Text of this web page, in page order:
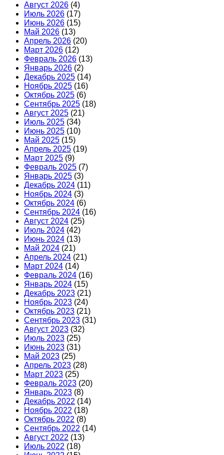
Август 2026 (4)
Июль 2026 (17)
Июнь 2026 (15)
Май 2026 (13)
Апрель 2026 (20)
Март 2026 (12)
Февраль 2026 (13)
Январь 2026 (2)
Декабрь 2025 (14)
Ноябрь 2025 (16)
Октябрь 2025 (6)
Сентябрь 2025 (18)
Август 2025 (21)
Июль 2025 (34)
Июнь 2025 (10)
Май 2025 (15)
Апрель 2025 (19)
Март 2025 (9)
Февраль 2025 (7)
Январь 2025 (3)
Декабрь 2024 (11)
Ноябрь 2024 (3)
Октябрь 2024 (6)
Сентябрь 2024 (16)
Август 2024 (25)
Июль 2024 (42)
Июнь 2024 (13)
Май 2024 (21)
Апрель 2024 (21)
Март 2024 (14)
Февраль 2024 (16)
Январь 2024 (15)
Декабрь 2023 (21)
Ноябрь 2023 (24)
Октябрь 2023 (21)
Сентябрь 2023 (31)
Август 2023 (32)
Июль 2023 (25)
Июнь 2023 (31)
Май 2023 (25)
Апрель 2023 (28)
Март 2023 (25)
Февраль 2023 (20)
Январь 2023 (8)
Декабрь 2022 (14)
Ноябрь 2022 (18)
Октябрь 2022 (8)
Сентябрь 2022 (14)
Август 2022 (13)
Июль 2022 (18)